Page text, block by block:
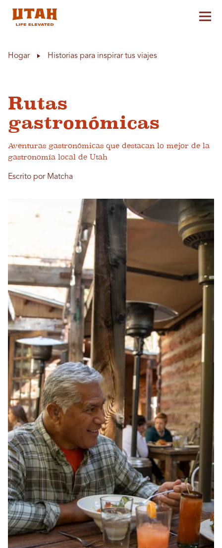
Hogar Historias para inspirar tus viajes
Rutas
gastronómicas
Aventuras gastronómicas que destacan lo mejor de la
gastronomía local de Utah
Escrito por Matcha